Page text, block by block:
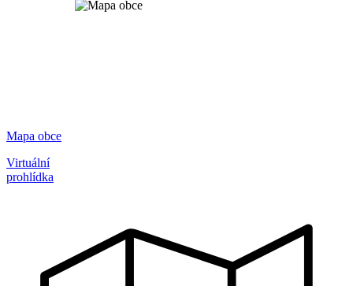
Mapa obce
Virtuální
prohlídka